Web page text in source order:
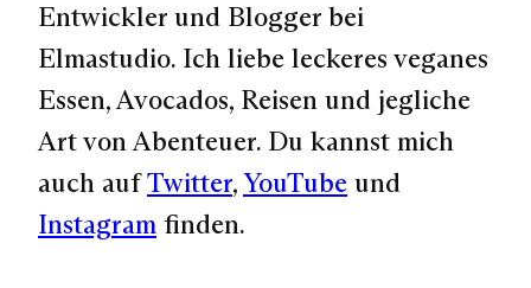
Entwickler und Blogger bei
Elmastudio. Ich liebe leckeres veganes
Essen, Avocados, Reisen und jegliche
Art von Abenteuer. Du kannst mich
auch aufTwitter,YouTube und
Instagram finden.